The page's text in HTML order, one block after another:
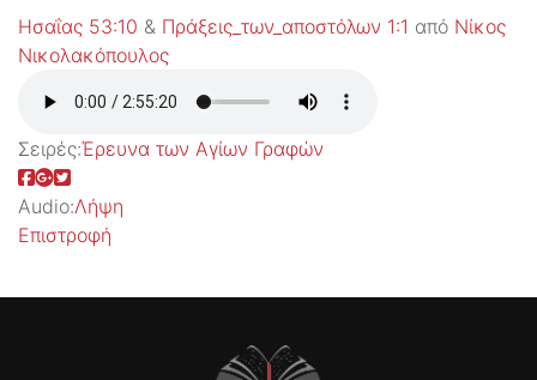
Ησαΐας 53:10 & Πράξεις_των_αποστόλων 1:1 από Νίκος
Νικολακόπουλος
Σειρές:Έρευνα των Αγίων Γραφών
Audio:Λήψη
Επιστροφή